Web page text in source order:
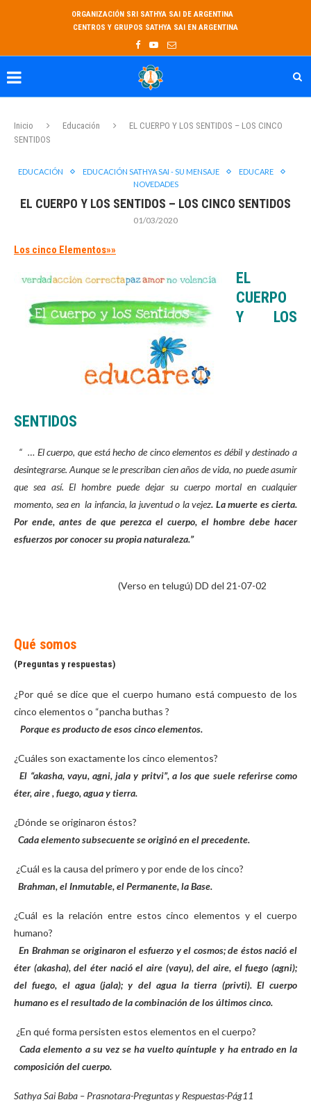
ORGANIZACIÓN SRI SATHYA SAI DE ARGENTINA
CENTROS Y GRUPOS SATHYA SAI EN ARGENTINA
Inicio Educación
EL CUERPO Y LOS SENTIDOS – LOS CINCO
SENTIDOS
EDUCACIÓN EDUCACIÓN SATHYA SAI - SU MENSAJE
EDUCARE
NOVEDADES
EL CUERPO Y LOS SENTIDOS – LOS CINCO SENTIDOS
01/03/2020
Los cinco Elementos»»
EL
CUERPO
Y LOS
SENTIDOS
“ … El cuerpo, que está hecho de cinco elementos es débil y destinado a
desintegrarse. Aunque se le prescriban cien años de vida, no puede asumir
que sea así. El hombre puede dejar su cuerpo mortal en cualquier
momento, sea en la infancia, la juventud o la vejez. La muerte es cierta.
Por ende, antes de que perezca el cuerpo, el hombre debe hacer
esfuerzos por conocer su propia naturaleza.”
(Verso en telugú) DD del 21-07-02
Qué somos
(Preguntas y respuestas)
¿Por qué se dice que el cuerpo humano está compuesto de los
cinco elementos o “pancha buthas ?
Porque es producto de esos cinco elementos.
¿Cuáles son exactamente los cinco elementos?
El “akasha, vayu, agni, jala y pritvi”, a los que suele referirse como
éter, aire , fuego, agua y tierra.
¿Dónde se originaron éstos?
Cada elemento subsecuente se originó en el precedente.
¿Cuál es la causa del primero y por ende de los cinco?
Brahman, el Inmutable, el Permanente, la Base.
¿Cuál es la relación entre estos cinco elementos y el cuerpo
humano?
En Brahman se originaron el esfuerzo y el cosmos; de éstos nació el
éter (akasha), del éter nació el aire (vayu), del aire, el fuego (agni);
del fuego, el agua (jala); y del agua la tierra (privti). El cuerpo
humano es el resultado de la combinación de los últimos cinco.
¿En qué forma persisten estos elementos en el cuerpo?
Cada elemento a su vez se ha vuelto quíntuple y ha entrado en la
composición del cuerpo.
Sathya Sai Baba – Prasnotara-Preguntas y Respuestas-Pág11